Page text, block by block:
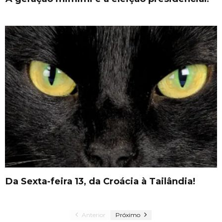
Da Sexta-feira 13, da Croácia à Tailândia!
Anterior Próximo